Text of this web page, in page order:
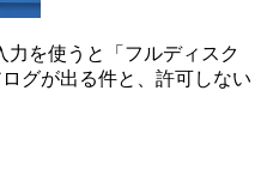
力を使うと「フルディスク
グが出る件と、許可しない